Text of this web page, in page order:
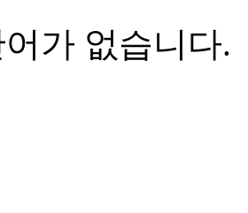
가 없습니다.